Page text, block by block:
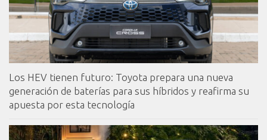
Los HEV tienen futuro: Toyota prepara una nueva
generación de baterías para sus híbridos y reafirma su
apuesta por esta tecnología